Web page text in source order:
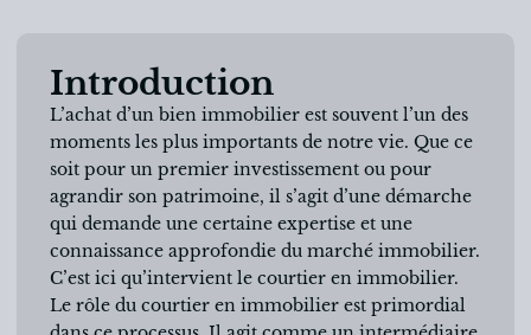
Introduction
L’achat d’un bien immobilier est souvent l’un des
moments les plus importants de notre vie. Que ce
soit pour un premier investissement ou pour
agrandir son patrimoine, il s’agit d’une démarche
qui demande une certaine expertise et une
connaissance approfondie du marché immobilier.
C’est ici qu’intervient le courtier en immobilier.
Le rôle du courtier en immobilier est primordial